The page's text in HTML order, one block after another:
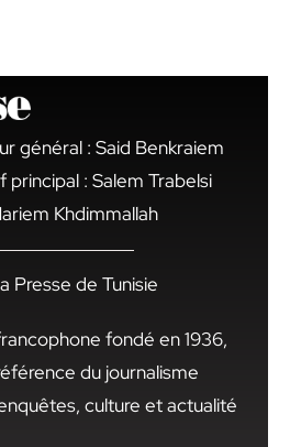
général : Said Benkraiem
principal : Salem Trabelsi
Khdimmallah
Presse de Tunisie
fondé en 1936,
du journalisme
culture et actualité